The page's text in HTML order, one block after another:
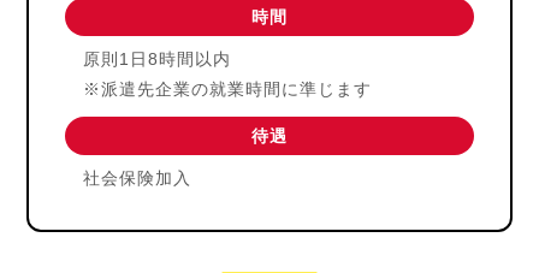
時間
原則1日8時間以内
※派遣先企業の就業時間に準じます
待遇
社会保険加入